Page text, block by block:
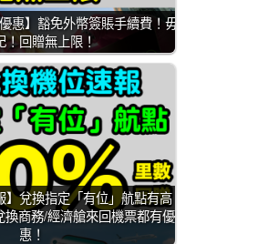
惠】豁免外幣簽賬手續費！毋
！回贈無上限！
】兌換指定「有位」航點有高
商務/經濟艙來回機票都有優
惠！